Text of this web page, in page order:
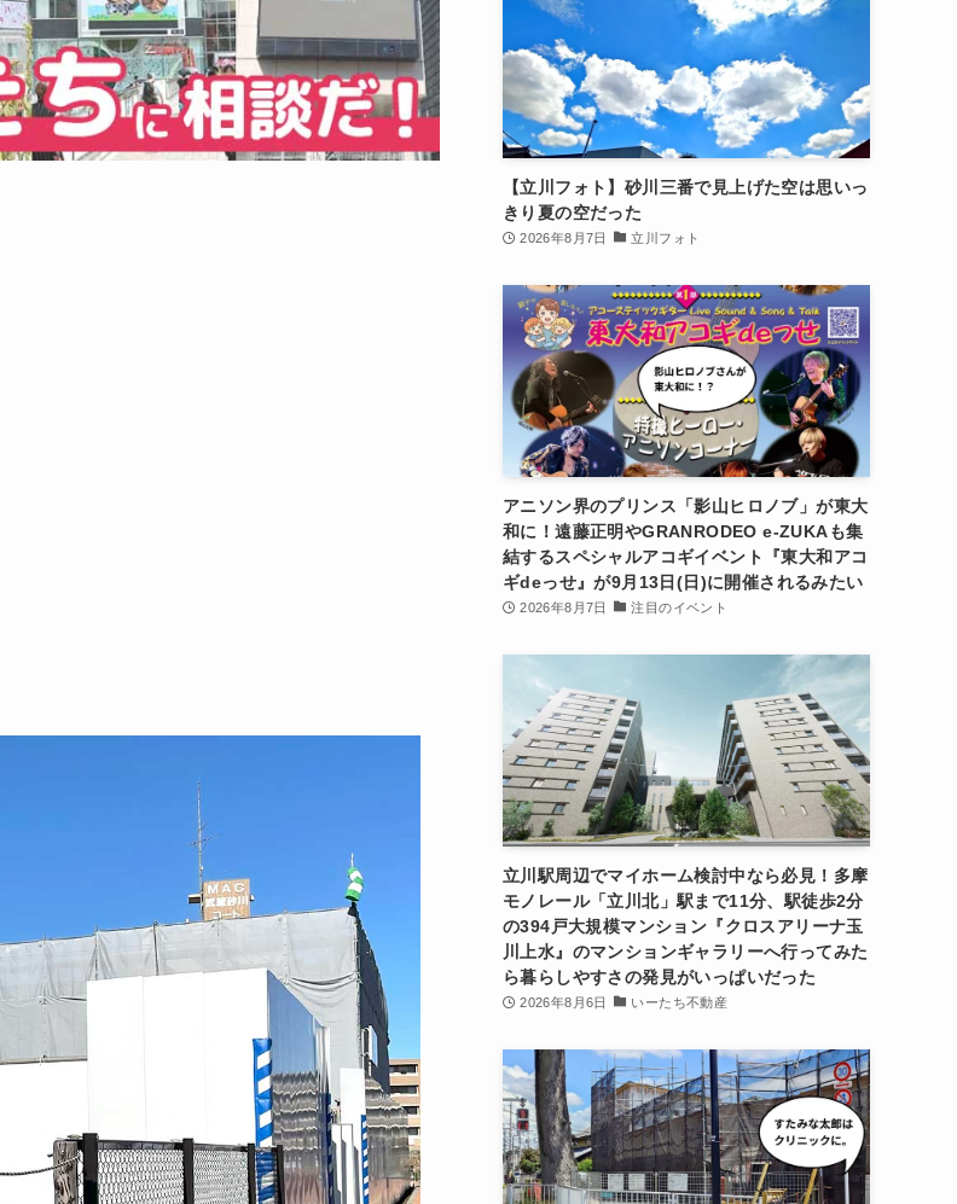
【立川フォト】砂川三番で見上げた空は思いっ
きり夏の空だった
2026年8月7日 立川フォト
アニソン界のプリンス「影山ヒロノブ」が東大
和に！遠藤正明やGRANRODEO e-ZUKAも集
結するスペシャルアコギイベント『東大和アコ
ギdeっせ』が9月13日(日)に開催されるみたい
2026年8月7日 注目のイベント
立川駅周辺でマイホーム検討中なら必見！多摩
モノレール「立川北」駅まで11分、駅徒歩2分
の394戸大規模マンション『クロスアリーナ玉
川上水』のマンションギャラリーへ行ってみた
ら暮らしやすさの発見がいっぱいだった
2026年8月6日 いーたち不動産